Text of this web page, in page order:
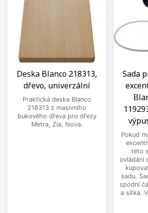
Deska Blanco 218313,
dřevo, univerzální
Praktická deska Blanco
218313 z masivního
bukového dřeva pro dřezy
Metra, Zia, Nova.
Sada
Pokud
této
ovládání
sadu.
spodní
a sítka.